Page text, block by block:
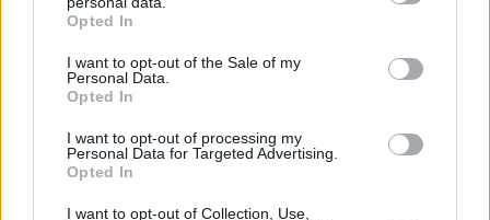
grant or deny consent to Google and its third-party tags to
use your data for below specified purposes in below Google
consent section.
Opted In
I want to opt-out of the Sale of my
Personal Data.
Opted In
I want to opt-out of processing my
Personal Data for Targeted Advertising.
Opted In
I want to opt-out of Collection, Use,
προσπαθεί να μετατρέψει σε νομιμοποιημένες
Αποκλειστική Οικονομική Ζώνη
Οι εξελίξεις στην τεχνολογία και τις διεθνείς
σχέσεις οδηγήσαν τη διεθνή κοινότητα, το
1982, στην υπογραφή της Σύμβασης του